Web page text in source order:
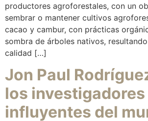
productores agroforestales, con un
sembrar o mantener cultivos
cacao y cambur, con prácticas
sombra de árboles nativos,
calidad […]
Jon Paul
los investigadores
influyentes del